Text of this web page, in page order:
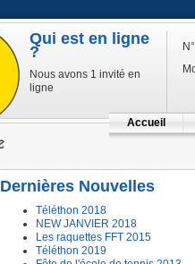
Qui est en ligne
?
Nous avons 1 invité en
ligne
Accueil
Dernières Nouvelles
Téléthon 2018
NEW JANVIER 2018
Les raquettes FFT 2015
Téléthon 2019